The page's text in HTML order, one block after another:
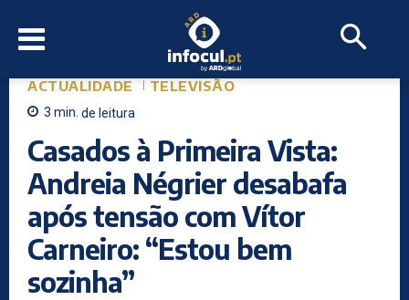
ACTUALIDADE TELEVISÃO
3 min. de leitura
Casados à Primeira Vista:
Andreia Négrier desabafa
após tensão com Vítor
Carneiro: “Estou bem
sozinha”